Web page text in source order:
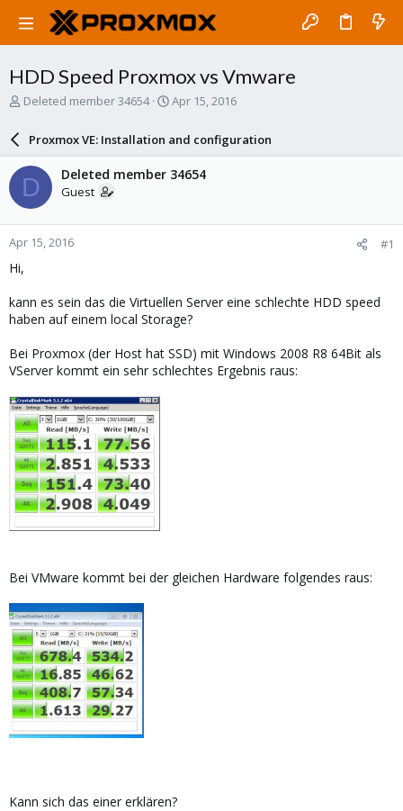
HDD Speed Proxmox vs Vmware
T
a
d
s
t
a
r
e
Deleted member 34654
S
r
d
e
Apr 15, 2016
Proxmox VE: Installation and configuration
D Deleted member 34654
Guest
Apr 15, 2016 #1
Hi,
kann es sein das die Virtuellen Server eine schlechte HDD speed
haben auf einem local Storage?
Bei Proxmox (der Host hat SSD) mit Windows 2008 R8 64Bit als
VServer kommt ein sehr schlechtes Ergebnis raus:
Bei VMware kommt bei der gleichen Hardware folgendes raus:
Kann sich das einer erklären?